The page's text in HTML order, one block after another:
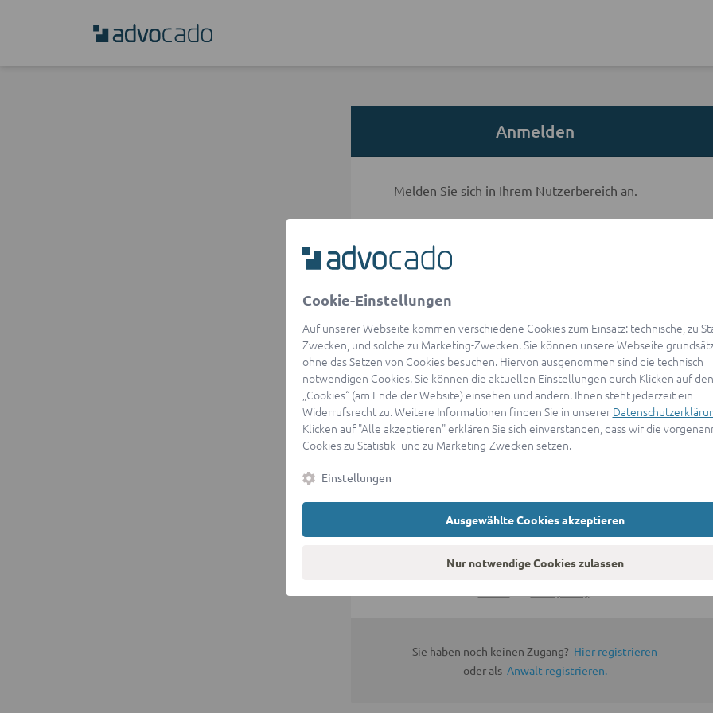
Anmelden
Melden Sie sich in Ihrem Nutzerbereich an.
E-Mail-Adresse
Passwort
Passwort vergessen?
ANMELDEN
oder
Sign in with Google
Sie haben noch keinen Zugang? Hier registrieren
oder als Anwalt registrieren.
Cookie-Einstellungen
Auf unserer Webseite kommen verschiedene Cookies zum Einsatz: technische, zu
Zwecken, und solche zu Marketing-Zwecken. Sie können unsere Webseite
ohne das Setzen von Cookies besuchen. Hiervon ausgenommen sind die technisch
notwendigen Cookies. Sie können die aktuellen Einstellungen durch Klicken auf
„Cookies“ (am Ende der Website) einsehen und ändern. Ihnen steht jederzeit ein
Widerrufsrecht zu. Weitere Informationen finden Sie in unserer
Klicken auf "Alle akzeptieren" erklären Sie sich einverstanden, dass wir die
Cookies zu Statistik- und zu Marketing-Zwecken setzen.
Einstellungen
Ausgewählte Cookies akzeptieren
Nur notwendige Cookies zulassen